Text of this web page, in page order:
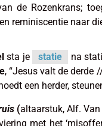
de Rozenkrans;
reminiscentie naar
sta je statie na
, “Jesus valt de derde
een herder,
(altaarstuk, Alf.
met het